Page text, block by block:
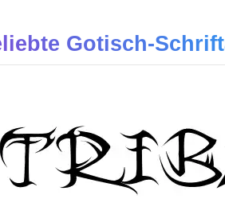
Gotisch-